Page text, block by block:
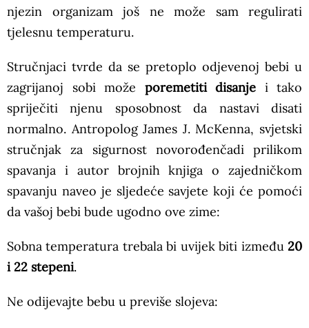
njezin organizam još ne može sam regulirati
tjelesnu temperaturu.
Stručnjaci tvrde da se pretoplo odjevenoj bebi u
zagrijanoj sobi može poremetiti disanje i tako
spriječiti njenu sposobnost da nastavi disati
normalno. Antropolog James J. McKenna, svjetski
stručnjak za sigurnost novorođenčadi prilikom
spavanja i autor brojnih knjiga o zajedničkom
spavanju naveo je sljedeće savjete koji će pomoći
da vašoj bebi bude ugodno ove zime:
Sobna temperatura trebala bi uvijek biti između 20
i 22 stepeni.
Ne odijevajte bebu u previše slojeva: